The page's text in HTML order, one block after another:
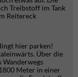
Treibstoff im Tank
Reitereck
hier parken!
Über die
Wanderwegs
Meter in einer